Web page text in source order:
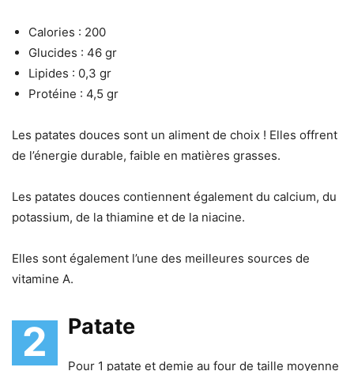
Calories : 200
Glucides : 46 gr
Lipides : 0,3 gr
Protéine : 4,5 gr
Les patates douces sont un aliment de choix ! Elles offrent
de l’énergie durable, faible en matières grasses.
Les patates douces contiennent également du calcium, du
potassium, de la thiamine et de la niacine.
Elles sont également l’une des meilleures sources de
vitamine A.
2 Patate
Pour 1 patate et demie au four de taille moyenne